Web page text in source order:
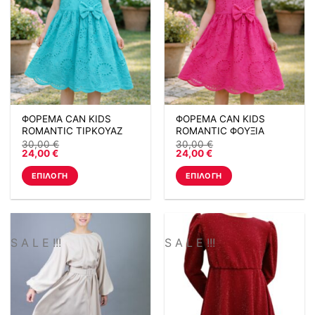
ΦΟΡΕΜΑ CAN KIDS
ROMANTIC ΤΙΡΚΟΥΑΖ
30,00€
24,00€
ΕΠΙΛΟΓΉ
έχει
πολλαπλές
παραλλαγές.
Οι
επιλογές
μπορούν
ΦΟΡΕΜΑ CAN KIDS
ROMANTIC ΦΟΥΞΙΑ
30,00€
24,00€
ΕΠΙΛΟΓΉ
προϊόν
έχει
πολλαπλές
παραλλαγές.
επιλογές
μπορούν
S A L E !!! S A L E !!!